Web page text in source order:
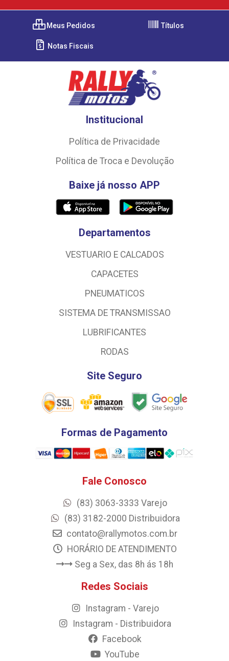
Meus Pedidos Títulos
Notas Fiscais
Institucional
Política de Privacidade
Política de Troca e Devolução
Baixe já nosso APP
Departamentos
VESTUARIO E CALCADOS
CAPACETES
PNEUMATICOS
SISTEMA DE TRANSMISSAO
LUBRIFICANTES
RODAS
Site Seguro
Formas de Pagamento
Fale Conosco
(83) 3063-3333 Varejo
(83) 3182-2000 Distribuidora
contato@rallymotos.com.br
HORÁRIO DE ATENDIMENTO
Seg a Sex, das 8h ás 18h
Redes Sociais
Instagram - Varejo
Instagram - Distribuidora
Facebook
YouTube